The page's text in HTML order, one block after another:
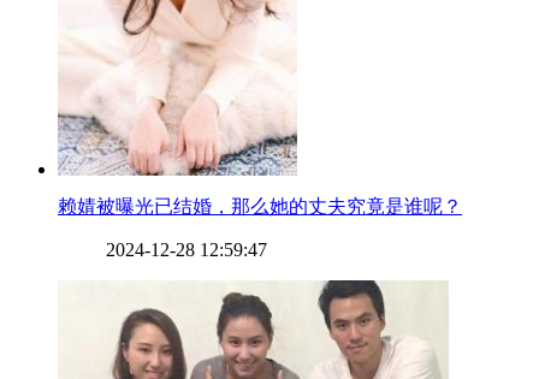
​赖婧被曝光已结婚，那么她的丈夫究竟是谁呢？
2024-12-28 12:59:47